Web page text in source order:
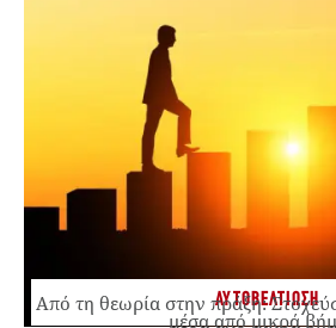
ΑΥΤΟΒΕΛΤΙΩΣΗ
Από τη θεωρία στην πράξη:
μέσα από μικρά